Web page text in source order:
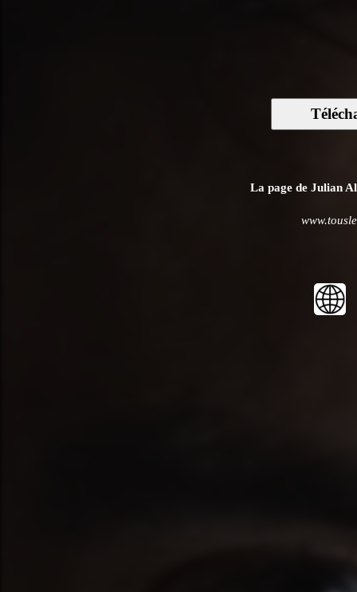
La page de Julian